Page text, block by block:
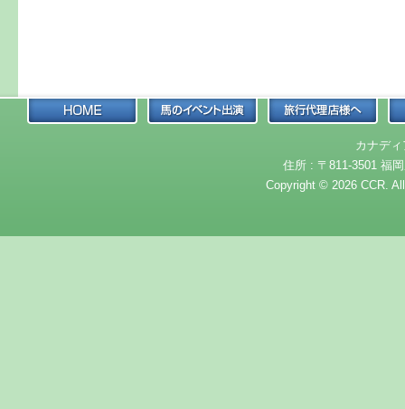
カナデ
住所 : 〒811-3501 福
Copyright © 2026 CCR.